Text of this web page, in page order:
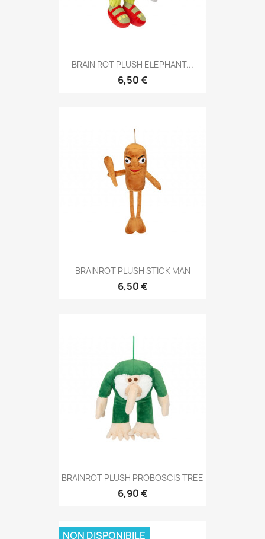
BRAIN ROT PLUSH ELEPHANT...
6,50 €
BRAINROT PLUSH STICK MAN
6,50 €
BRAINROT PLUSH PROBOSCIS TREE
6,90 €
NON DISPONIBILE